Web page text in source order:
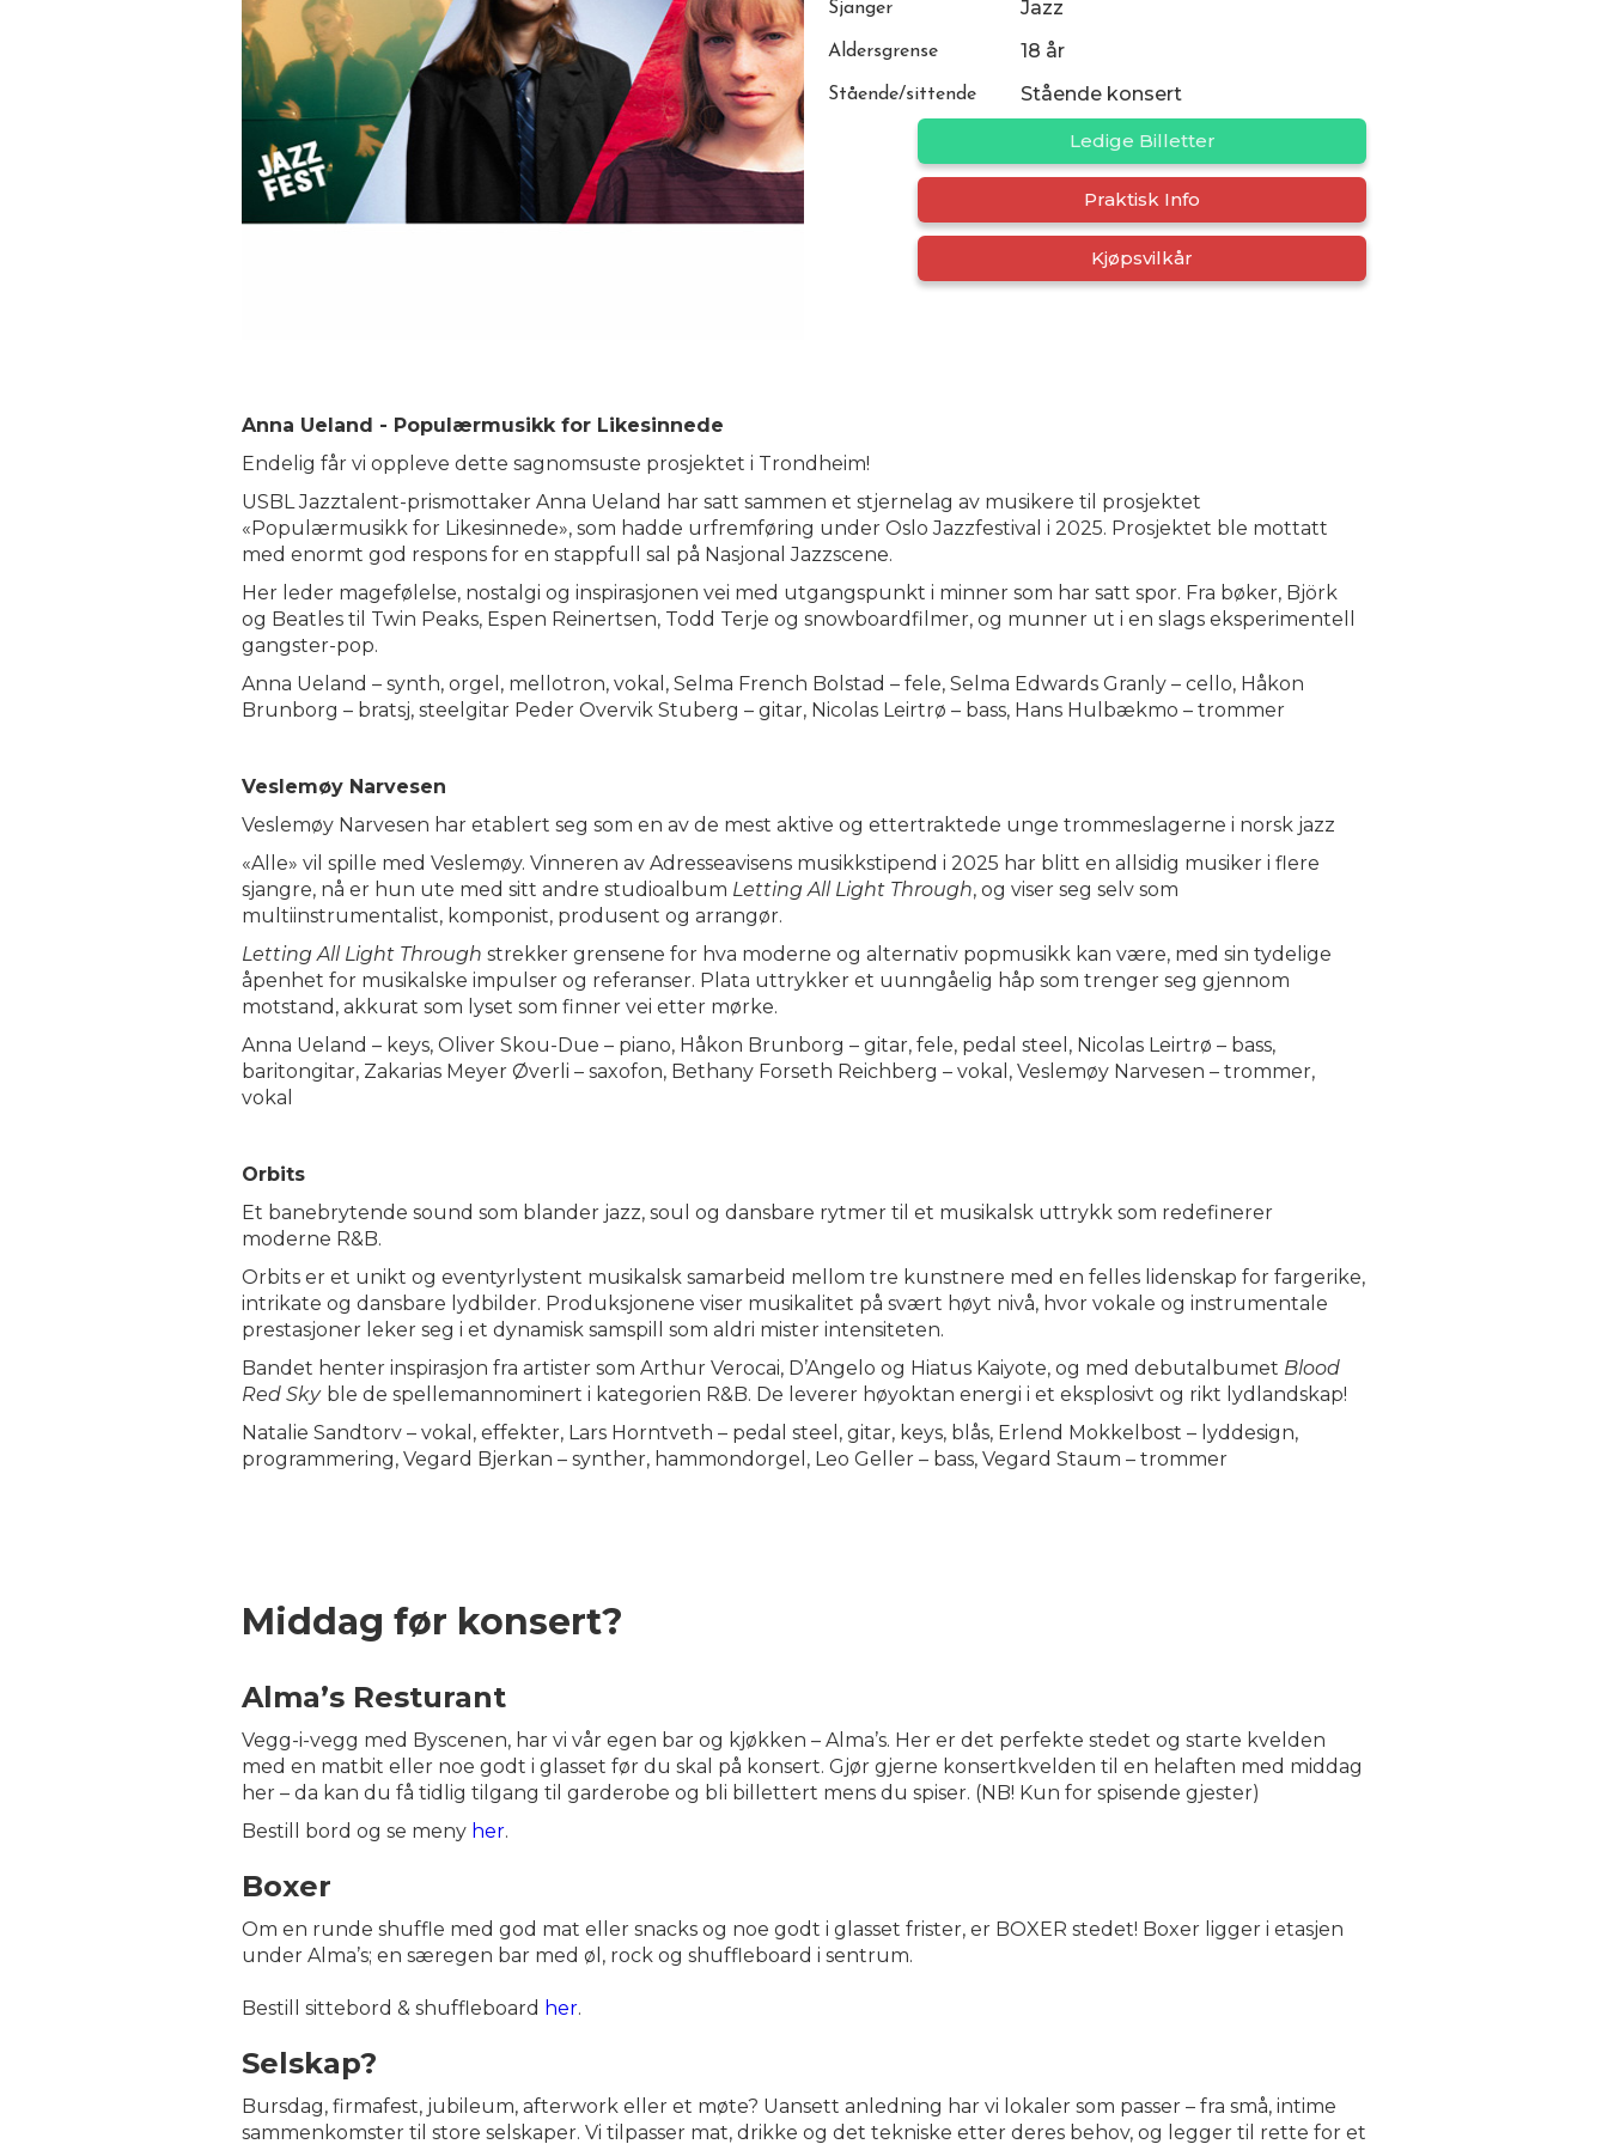
Sjanger Jazz
Aldersgrense 18 år
Stående/sittende Stående konsert
Ledige Billetter
Praktisk Info
Kjøpsvilkår
Anna Ueland - Populærmusikk for Likesinnede
Endelig får vi oppleve dette sagnomsuste prosjektet i Trondheim!
USBL Jazztalent-prismottaker Anna Ueland har satt sammen et stjernelag av musikere til prosjektet
«Populærmusikk for Likesinnede», som hadde urfremføring under Oslo Jazzfestival i 2025. Prosjektet ble mottatt
med enormt god respons for en stappfull sal på Nasjonal Jazzscene.
Her leder magefølelse, nostalgi og inspirasjonen vei med utgangspunkt i minner som har satt spor. Fra bøker, Björk
og Beatles til Twin Peaks, Espen Reinertsen, Todd Terje og snowboardfilmer, og munner ut i en slags eksperimentell
gangster-pop.
Anna Ueland – synth, orgel, mellotron, vokal, Selma French Bolstad – fele, Selma Edwards Granly – cello, Håkon
Brunborg – bratsj, steelgitar Peder Overvik Stuberg – gitar, Nicolas Leirtrø – bass, Hans Hulbækmo – trommer
Veslemøy Narvesen
Veslemøy Narvesen har etablert seg som en av de mest aktive og ettertraktede unge trommeslagerne i norsk jazz
«Alle» vil spille med Veslemøy. Vinneren av Adresseavisens musikkstipend i 2025 har blitt en allsidig musiker i flere
sjangre, nå er hun ute med sitt andre studioalbum Letting All Light Through, og viser seg selv som
multiinstrumentalist, komponist, produsent og arrangør.
Letting All Light Through strekker grensene for hva moderne og alternativ popmusikk kan være, med sin tydelige
åpenhet for musikalske impulser og referanser. Plata uttrykker et uunngåelig håp som trenger seg gjennom
motstand, akkurat som lyset som finner vei etter mørke.
Anna Ueland – keys, Oliver Skou-Due – piano, Håkon Brunborg – gitar, fele, pedal steel, Nicolas Leirtrø – bass,
baritongitar, Zakarias Meyer Øverli – saxofon, Bethany Forseth Reichberg – vokal, Veslemøy Narvesen – trommer,
vokal
Orbits
Et banebrytende sound som blander jazz, soul og dansbare rytmer til et musikalsk uttrykk som redefinerer
moderne R&B.
Orbits er et unikt og eventyrlystent musikalsk samarbeid mellom tre kunstnere med en felles lidenskap for fargerike,
intrikate og dansbare lydbilder. Produksjonene viser musikalitet på svært høyt nivå, hvor vokale og instrumentale
prestasjoner leker seg i et dynamisk samspill som aldri mister intensiteten.
Bandet henter inspirasjon fra artister som Arthur Verocai, D’Angelo og Hiatus Kaiyote, og med debutalbumet Blood
Red Sky ble de spellemannominert i kategorien R&B. De leverer høyoktan energi i et eksplosivt og rikt lydlandskap!
Natalie Sandtorv – vokal, effekter, Lars Horntveth – pedal steel, gitar, keys, blås, Erlend Mokkelbost – lyddesign,
programmering, Vegard Bjerkan – synther, hammondorgel, Leo Geller – bass, Vegard Staum – trommer
Middag før konsert?
Alma’s Resturant
Vegg-i-vegg med Byscenen, har vi vår egen bar og kjøkken – Alma’s. Her er det perfekte stedet og starte kvelden
med en matbit eller noe godt i glasset før du skal på konsert. Gjør gjerne konsertkvelden til en helaften med middag
her – da kan du få tidlig tilgang til garderobe og bli billettert mens du spiser. (NB! Kun for spisende gjester)
Bestill bord og se meny her.
Boxer
Om en runde shuffle med god mat eller snacks og noe godt i glasset frister, er BOXER stedet! Boxer ligger i etasjen
under Alma’s; en særegen bar med øl, rock og shuffleboard i sentrum.
Bestill sittebord & shuffleboard her.
Selskap?
Bursdag, firmafest, jubileum, afterwork eller et møte? Uansett anledning har vi lokaler som passer – fra små, intime
sammenkomster til store selskaper. Vi tilpasser mat, drikke og det tekniske etter deres behov, og legger til rette for et